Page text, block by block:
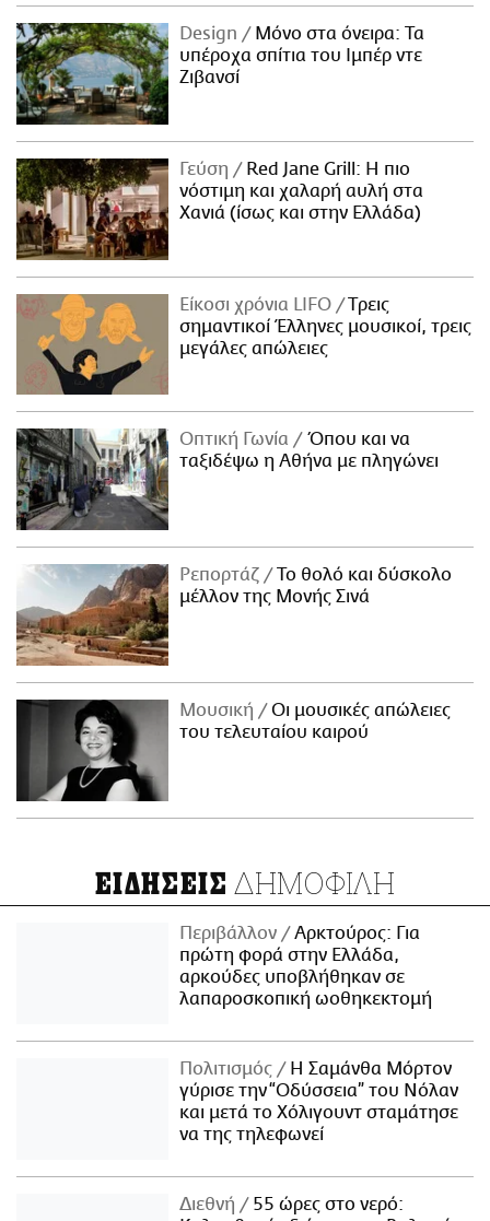
Design
Μόνο στα όνειρα: Τα
υπέροχα σπίτια του Ιμπέρ ντε
Ζιβανσί
Γεύση
Red Jane Grill: Η πιο
νόστιμη και χαλαρή αυλή στα
Χανιά (ίσως και στην Ελλάδα)
Είκοσι χρόνια LIFO
Tρεις
σημαντικοί Έλληνες μουσικοί, τρεις
μεγάλες απώλειες
Οπτική Γωνία
Όπου και να
ταξιδέψω η Αθήνα με πληγώνει
Ρεπορτάζ
Το θολό και δύσκολο
μέλλον της Μονής Σινά
Μουσική
Οι μουσικές απώλειες
του τελευταίου καιρού
ΕΙΔΗΣΕΙΣ ΔΗΜΟΦΙΛΗ
Περιβάλλον
Αρκτούρος: Για
πρώτη φορά στην Ελλάδα,
αρκούδες υποβλήθηκαν σε
λαπαροσκοπική ωοθηκεκτομή
Πολιτισμός
Η Σαμάνθα Μόρτον
γύρισε την “Οδύσσεια” του Νόλαν
και μετά το Χόλιγουντ σταμάτησε
να της τηλεφωνεί
Διεθνή
55 ώρες στο νερό: